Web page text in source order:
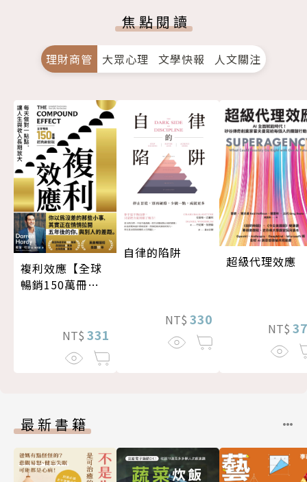
焦點閱讀
理財商管 大眾心理 文學快報 人文關注
複利效應【全球
暢銷150萬冊・
NT$ 331
自律的陷阱
NT$ 330
超級代理效應
NT$
最新書籍